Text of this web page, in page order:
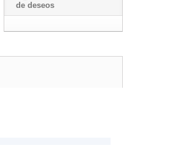
de deseos